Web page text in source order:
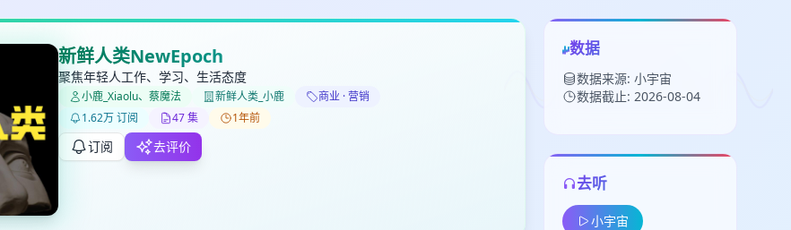
新鲜人类NewEpoch
聚焦年轻人工作、学习、生活态度
小鹿_Xiaolu、蔡魔法 新鲜人类_小鹿
商业 · 营销
1.62万 订阅
47 集 1年前
订阅 去评价
数据
数据来源: 小宇宙
数据截止: 2026-08-04
去听
小宇宙
打分
键盘下留人
删除确认
加入播单